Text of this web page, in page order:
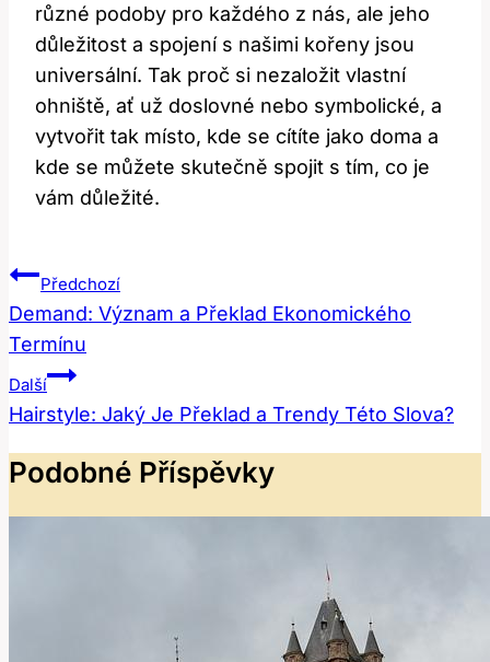
různé podoby⁣ pro ⁣každého z nás, ale jeho
důležitost a spojení ⁣s našimi kořeny jsou
universální. Tak proč si nezaložit⁣ vlastní​
ohniště, ať už‌ doslovné nebo ‍symbolické,​ a
vytvořit⁣ tak místo, kde se cítíte jako doma ⁣a
kde se můžete skutečně spojit⁢ s tím, co je‌
vám⁣ důležité.
Navigace
Pro
Příspěvek
Předchozí
Demand: Význam a Překlad Ekonomického
Termínu
Další
Hairstyle: Jaký Je Překlad a Trendy Této Slova?
Podobné Příspěvky